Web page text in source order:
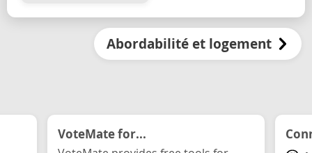
Abordabilité et logement
VoteMate for...